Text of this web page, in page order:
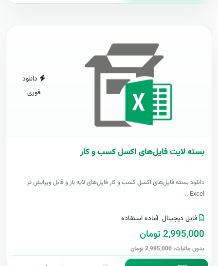
دانلود
فوری
بسته لایت فایل‌های اکسل کسب و کار
دانلود بسته فایل‌های اکسل کسب و کار فایل‌های لایه باز و قابل ویرایش در
Excel ..
فایل دیجیتال آماده استفاده
2,995,000 تومان
بدون مالیات: 2,995,000 تومان